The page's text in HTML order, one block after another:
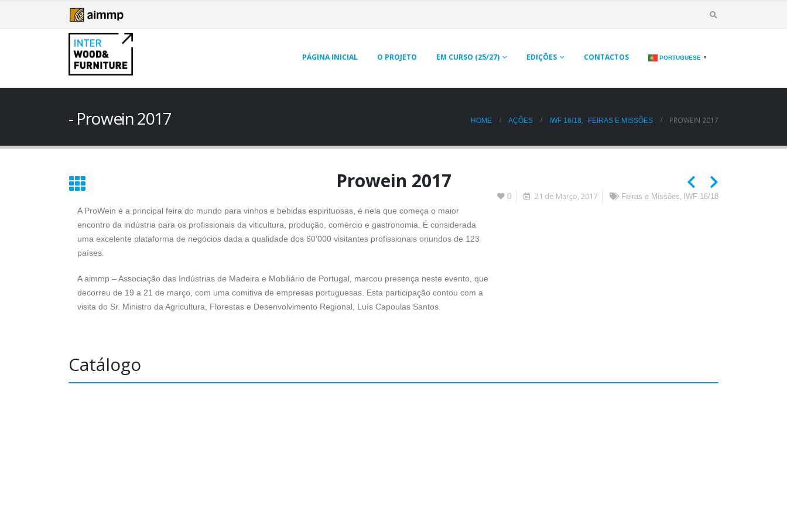
PÁGINA INICIAL O PROJETO EM CURSO (25/27) EDIÇÕES CONTACTOS PORTUGUESE ▼
Prowein 2017 HOME AÇÕES IWF 16/18 FEIRAS E MISSÕES PROWEIN 2017
Prowein 2017
0 21 de Março, 2017 Feiras e Missões, IWF 16/18
A ProWein é a principal feira do mundo para vinhos e bebidas espirituosas, é nela que começa o maior
encontro da indústria para os profissionais da viticultura, produção, comércio e gastronomia. É considerada
uma excelente plataforma de negócios dada a qualidade dos 60’000 visitantes profissionais oriundos de 123
países.
A aimmp – Associação das Indústrias de Madeira e Mobiliário de Portugal, marcou presença neste evento, que
decorreu de 19 a 21 de março, com uma comitiva de empresas portuguesas. Esta participação contou com a
visita do Sr. Ministro da Agricultura, Florestas e Desenvolvimento Regional, Luís Capoulas Santos.
Catálogo